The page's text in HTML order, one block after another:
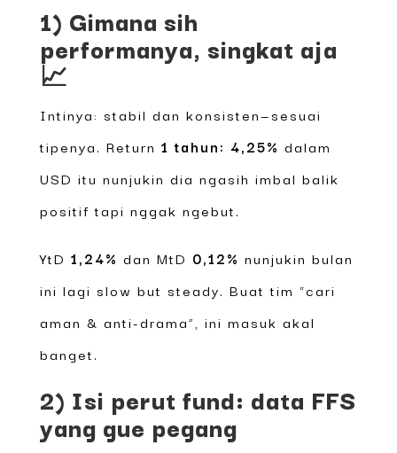
1) Gimana sih
performanya, singkat aja
📈
Intinya: stabil dan konsisten—sesuai
tipenya. Return 1 tahun: 4,25% dalam
USD itu nunjukin dia ngasih imbal balik
positif tapi nggak ngebut.
YtD 1,24% dan MtD 0,12% nunjukin bulan
ini lagi slow but steady. Buat tim “cari
aman & anti-drama”, ini masuk akal
banget.
2) Isi perut fund: data FFS
yang gue pegang